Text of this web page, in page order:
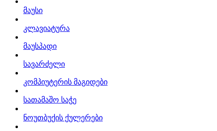
მაუსი
კლავიატურა
მაუსპადი
სავარძელი
კომპიუტერის მაგიდები
სათამაშო საჭე
ნოუთბუქის ქულერები